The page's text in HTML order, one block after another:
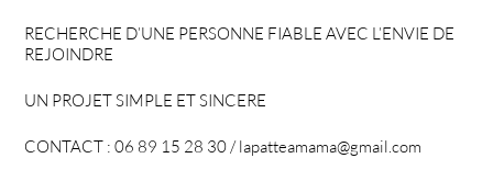
RECHERCHE D’UNE PERSONNE FIABLE AVEC L’ENVIE DE
REJOINDRE
UN PROJET SIMPLE ET SINCERE
CONTACT : 06 89 15 28 30 / lapatteamama@gmail.com